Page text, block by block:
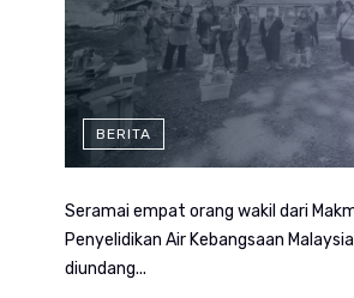
BERITA
Seramai empat orang wakil dari
Penyelidikan Air Kebangsaan
diundang...